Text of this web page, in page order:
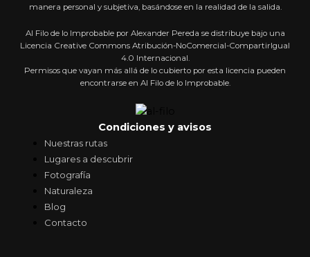
manera personal y subjetiva, basándose en la realidad de la salida.
Al Filo de lo Improbable por Alexander Pereda se distribuye bajo una
Licencia Creative Commons Atribución-NoComercial-CompartirIgual
4.0 Internacional.
Permisos que vayan más allá de lo cubierto por esta licencia pueden
encontrarse en Al Filo de lo Improbable.
Condiciones y avisos
Nuestras rutas
Lugares a descubrir
Fotografía
Naturaleza
Blog
Contacto